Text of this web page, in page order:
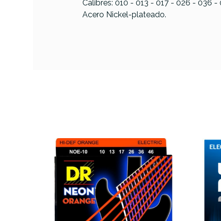
Calibres: 010 - 013 - 017 - 026 - 036 -
Acero Nickel-plateado.
AVAILABILITY